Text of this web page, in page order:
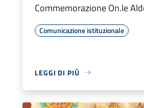
Commemorazione On.le
Comunicazione istituzionale
LEGGI DI PIÙ